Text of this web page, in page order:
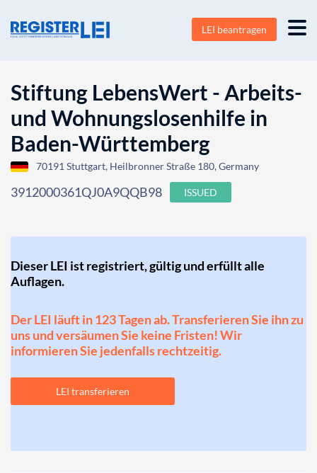
LEI beantragen
Stiftung LebensWert - Arbeits-
und Wohnungslosenhilfe in
Baden-Württemberg
70191 Stuttgart, Heilbronner Straße 180, Germany
3912000361QJ0A9QQB98 ISSUED
Dieser LEI ist registriert, gültig und erfüllt alle
Auflagen.
Der LEI läuft in 123 Tagen ab. Transferieren Sie ihn zu
uns und versäumen Sie keine Fristen! Wir
informieren Sie jedenfalls rechtzeitig.
LEI transferieren